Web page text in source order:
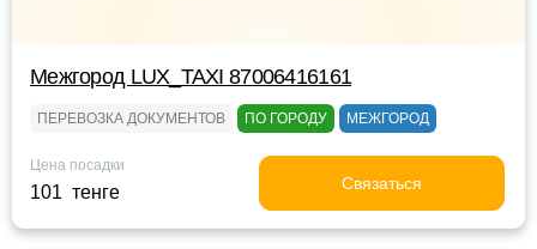
Межгород LUX_TAXI 87006416161
ПЕРЕВОЗКА ДОКУМЕНТОВ ПО ГОРОДУ МЕЖГОРОД
Цена посадки
101 тенге Связаться